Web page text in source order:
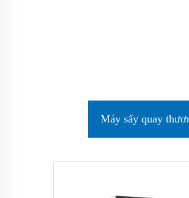
Máy sấy quay